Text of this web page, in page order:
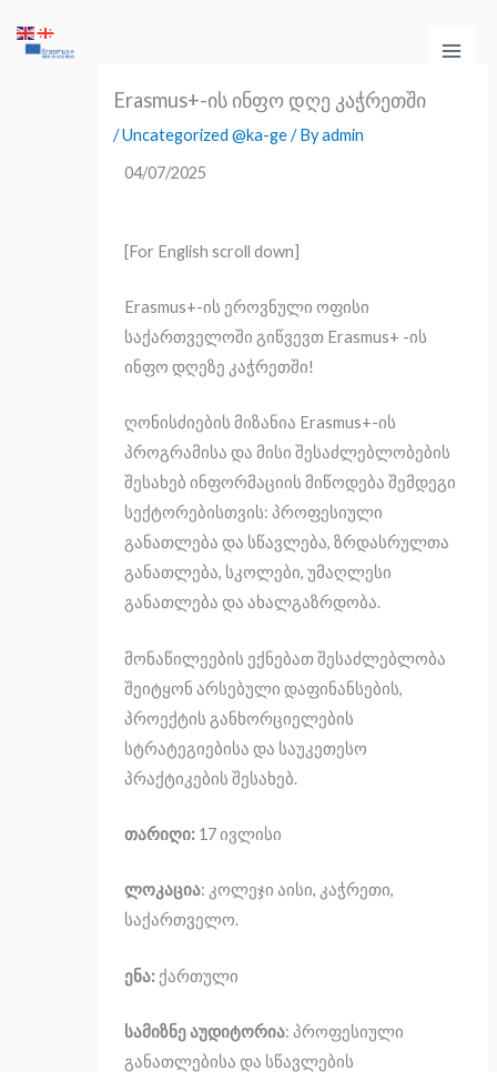
Erasmus+-ის ინფო დღე კაჭრეთში
/Uncategorized @ka-ge/ Byadmin
04/07/2025
[For English scroll down]
Erasmus+-ის ეროვნული ოფისი
საქართველოში გიწვევთ Erasmus+ -ის
ინფო დღეზე კაჭრეთში!
ღონისძიების მიზანია Erasmus+-ის
პროგრამისა და მისი შესაძლებლობების
შესახებ ინფორმაციის მიწოდება შემდეგი
სექტორებისთვის: პროფესიული
განათლება და სწავლება, ზრდასრულთა
განათლება, სკოლები, უმაღლესი
განათლება და ახალგაზრდობა.
მონაწილეების ექნებათ შესაძლებლობა
შეიტყონ არსებული დაფინანსების,
პროექტის განხორციელების
სტრატეგიებისა და საუკეთესო
პრაქტიკების შესახებ.
თარიღი: 17 ივლისი
ლოკაცია: კოლეჯი აისი, კაჭრეთი,
საქართველო.
ენა: ქართული
სამიზნე აუდიტორია: პროფესიული
განათლებისა და სწავლების